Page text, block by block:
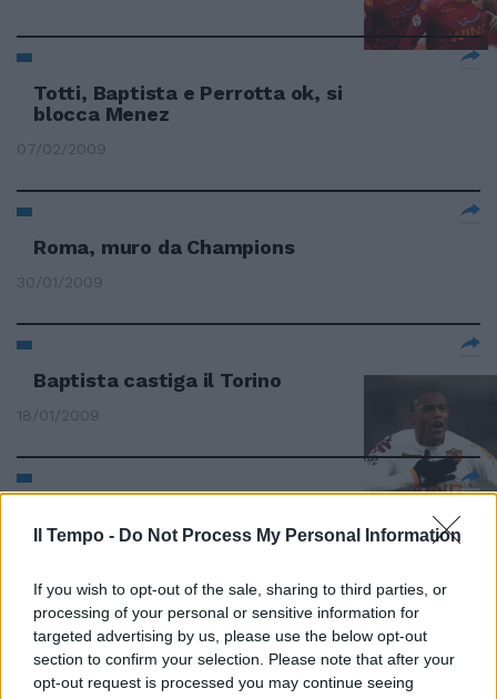
Il Tempo - Do Not Process My Personal Information
If you wish to opt-out of the sale, sharing to third parties, or
processing of your personal or sensitive information for
targeted advertising by us, please use the below opt-out
section to confirm your selection. Please note that after your
opt-out request is processed you may continue seeing
Totti, Baptista e Perrotta ok, si
blocca Menez
07/02/2009
Roma, muro da Champions
30/01/2009
Baptista castiga il Torino
18/01/2009
Napoli ko con il Chievo
Gol capolavoro di Baptista La
Roma vince a Torino